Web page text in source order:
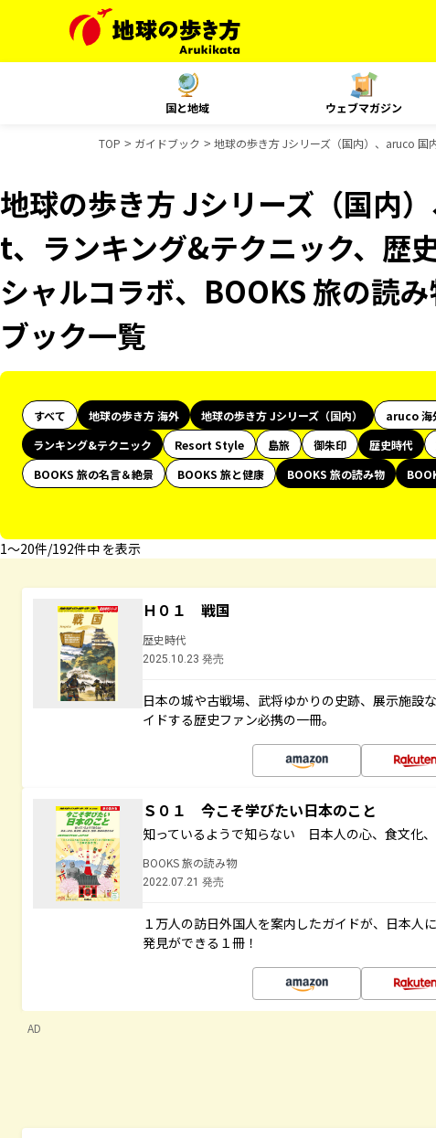
国と地域 ウェブマガジン
TOP ガイドブック 地球の歩き方 Jシリーズ（国内）、aruco 国
地球の歩き方 Jシリーズ（国内
t、ランキング&テクニック、歴
シャルコラボ、BOOKS 旅の読
ブック一覧
すべて 地球の歩き方 海外 地球の歩き方 Jシリーズ（国内） aruco 海
ランキング&テクニック
Resort Style 島旅 御朱印 歴史時代
BOOKS 旅の名言＆絶景
BOOKS 旅と健康 BOOKS 旅の読み物
1〜20件/192件中 を表示
Ｈ０１ 戦国
歴史時代
2025.10.23 発売
日本の城や古戦場、武将ゆかりの史跡、展示施設
イドする歴史ファン必携の一冊。
Ｓ０１ 今こそ学びたい日本のこと
知っているようで知らない 日本人の心、食文化
BOOKS 旅の読み物
2022.07.21 発売
１万人の訪日外国人を案内したガイドが、日本人
発見ができる１冊！
AD